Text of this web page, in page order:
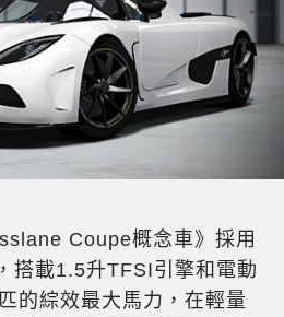
Coupe概念車》採用
搭載1.5升TFSI引擎和電動
的綜效最大馬力，在輕量